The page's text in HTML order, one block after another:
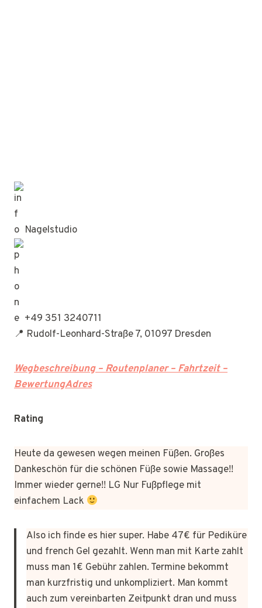
Nagelstudio
+49 351 3240711
📍 Rudolf-Leonhard-Straße 7, 01097 Dresden
Wegbeschreibung – Routenplaner – Fahrtzeit –
BewertungAdres
Rating
Heute da gewesen wegen meinen Füßen. Großes
Dankeschön für die schönen Füße sowie Massage!!
Immer wieder gerne!! LG Nur Fußpflege mit
einfachem Lack
Also ich finde es hier super. Habe 47€ für Pediküre
und french Gel gezahlt. Wenn man mit Karte zahlt
muss man 1€ Gebühr zahlen. Termine bekommt
man kurzfristig und unkompliziert. Man kommt
auch zum vereinbarten Zeitpunkt dran und muss